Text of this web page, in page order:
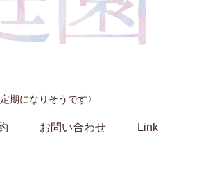
期になりそうです〉
お問い合わせ Link